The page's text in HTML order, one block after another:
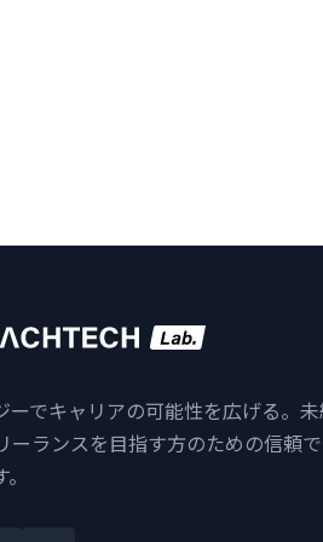
ーでキャリアの可能性を広げる。
ーランスを目指す方のための信頼